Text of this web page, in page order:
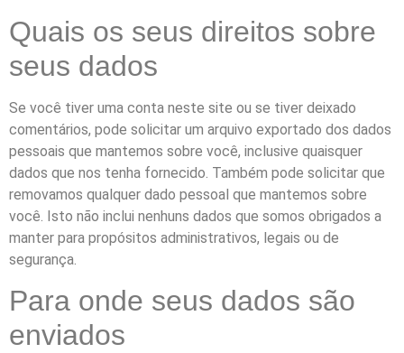
Quais os seus direitos sobre
seus dados
Se você tiver uma conta neste site ou se tiver deixado
comentários, pode solicitar um arquivo exportado dos dados
pessoais que mantemos sobre você, inclusive quaisquer
dados que nos tenha fornecido. Também pode solicitar que
removamos qualquer dado pessoal que mantemos sobre
você. Isto não inclui nenhuns dados que somos obrigados a
manter para propósitos administrativos, legais ou de
segurança.
Para onde seus dados são
enviados